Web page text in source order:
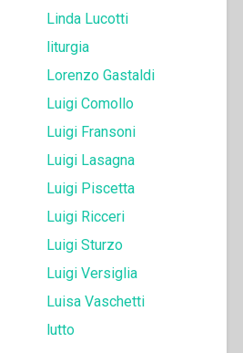
Linda Lucotti
liturgia
Lorenzo Gastaldi
Luigi Comollo
Luigi Fransoni
Luigi Lasagna
Luigi Piscetta
Luigi Ricceri
Luigi Sturzo
Luigi Versiglia
Luisa Vaschetti
lutto